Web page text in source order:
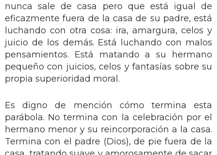
nunca sale de casa pero que está igual de
eficazmente fuera de la casa de su padre, está
luchando con otra cosa: ira, amargura, celos y
juicio de los demás. Está luchando con malos
pensamientos. Está matando a su hermano
pequeño con juicios, celos y fantasías sobre su
propia superioridad moral.
Es digno de mención cómo termina esta
parábola. No termina con la celebración por el
hermano menor y su reincorporación a la casa.
Termina con el padre (Dios), de pie fuera de la